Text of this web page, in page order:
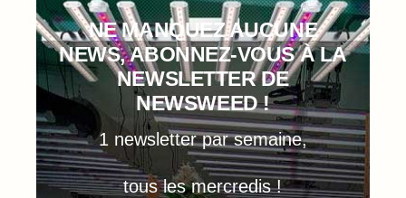
NE MANQUEZ AUCUNE
NEWS, ABONNEZ-VOUS À LA
NEWSLETTER DE
NEWSWEED !
1 newsletter par semaine,
tous les mercredis !